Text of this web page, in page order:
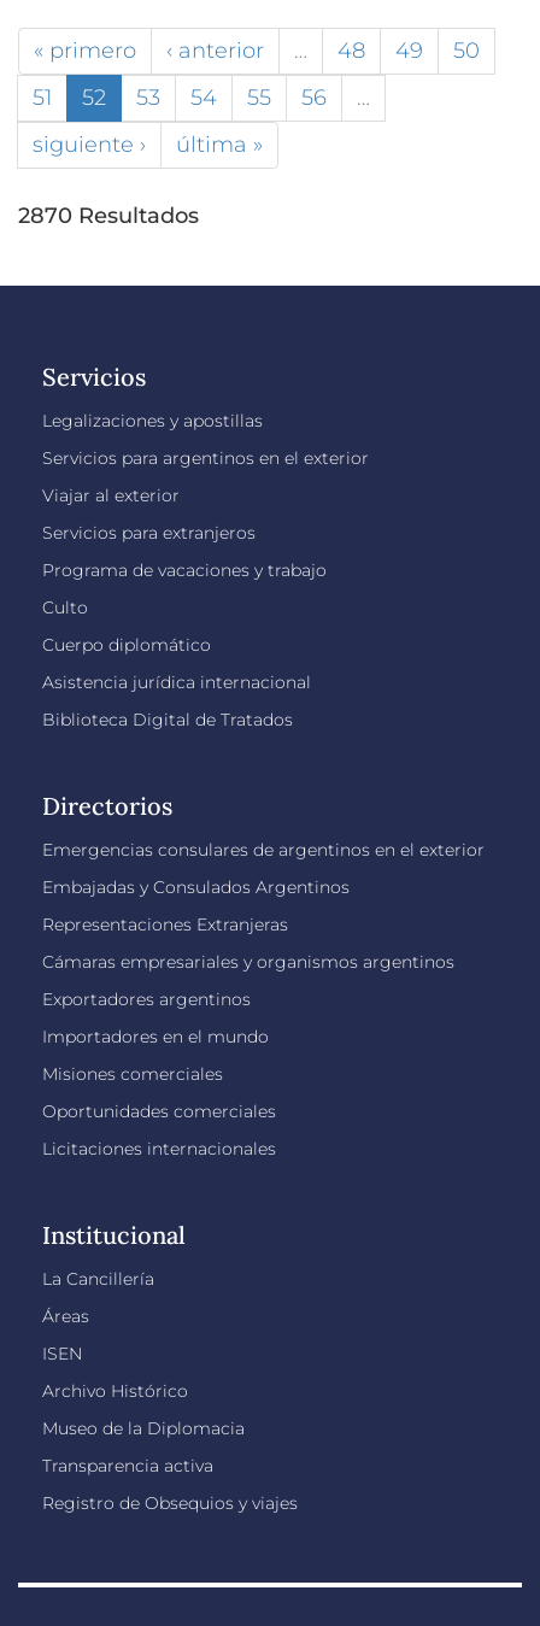
« primero ‹ anterior … 48 49
50
51
52 53 54 55 56
…
siguiente ›
última »
2870 Resultados
Servicios
Legalizaciones y apostillas
Servicios para argentinos en el exterior
Viajar al exterior
Servicios para extranjeros
Programa de vacaciones y trabajo
Culto
Cuerpo diplomático
Asistencia jurídica internacional
Biblioteca Digital de Tratados
Directorios
Emergencias consulares de argentinos en el exterior
Embajadas y Consulados Argentinos
Representaciones Extranjeras
Cámaras empresariales y organismos argentinos
Exportadores argentinos
Importadores en el mundo
Misiones comerciales
Oportunidades comerciales
Licitaciones internacionales
Institucional
La Cancillería
Áreas
ISEN
Archivo Histórico
Museo de la Diplomacia
Transparencia activa
Registro de Obsequios y viajes